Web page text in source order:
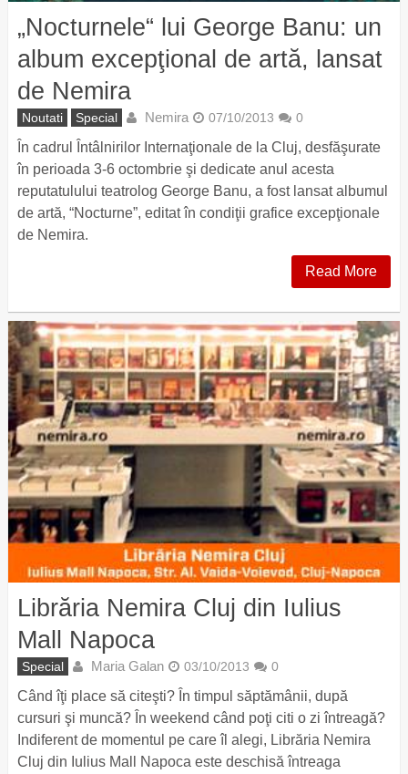
„Nocturnele“ lui George Banu: un
album excepţional de artă, lansat
de Nemira
Noutati Special Nemira 07/10/2013 0
În cadrul Întâlnirilor Internaţionale de la Cluj, desfăşurate
în perioada 3-6 octombrie şi dedicate anul acesta
reputatulului teatrolog George Banu, a fost lansat albumul
de artă, “Nocturne”, editat în condiţii grafice excepţionale
de Nemira.
Read More
Librăria Nemira Cluj din Iulius
Mall Napoca
Special Maria Galan 03/10/2013 0
Când îţi place să citeşti? În timpul săptămânii, după
cursuri şi muncă? În weekend când poţi citi o zi întreagă?
Indiferent de momentul pe care îl alegi, Librăria Nemira
Cluj din Iulius Mall Napoca este deschisă întreaga